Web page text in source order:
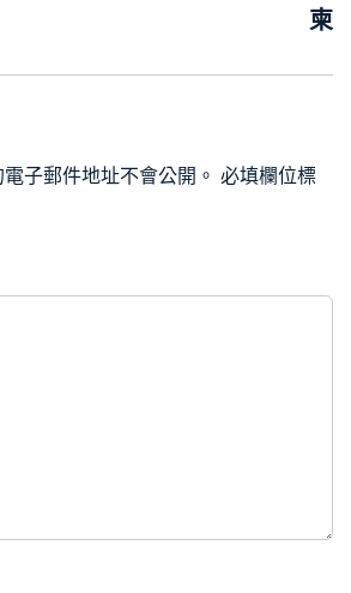
柬
子郵件地址不會公開。 必填欄位標